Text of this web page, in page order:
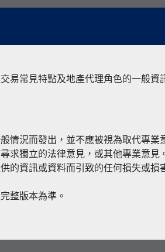
有關境外物業
易常見特點及地產代理角色的一般資
情況而發出，並不應被視為取代專業
求獨立的法律意見，或其他專業意見
的資訊或資料而引致的任何損失或
整版本為準。